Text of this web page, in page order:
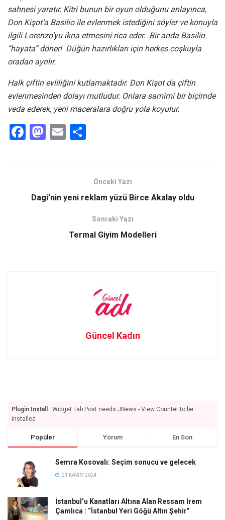
sahnesi yaratır. Kitri bunun bir oyun olduğunu anlayınca,
Don Kişot’a Basilio ile evlenmek istediğini söyler ve konuyla
ilgili Lorenzo’yu ikna etmesini rica eder. Bir anda Basilio
“hayata” döner! Düğün hazırlıkları için herkes coşkuyla
oradan ayrılır.
Halk çiftin evliliğini kutlamaktadır. Don Kişot da çiftin
evlenmesinden dolayı mutludur. Onlara samimi bir biçimde
veda ederek, yeni maceralara doğru yola koyulur.
F
o
M
d
E
Önceki Yazı
Dagi’nin yeni reklam yüzü Birce Akalay oldu
Sonraki Yazı
Termal Giyim Modelleri
Güncel Kadın
Plugin Install
: Widget Tab Post needs JNews - View Counter to be
installed
Popüler Yorum En Son
Semra Kosovalı: Seçim sonucu ve gelecek
21 KASIM 2024
İstanbul’u Kanatları Altına Alan Ressam İrem
Çamlıca : “İstanbul Yeri Göğü Altın Şehir”